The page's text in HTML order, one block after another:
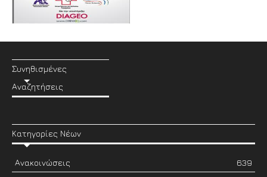
Συνηθισμένες
Αναζητήσεις
Κατηγορίες Νέων
Ανακοινώσεις
639